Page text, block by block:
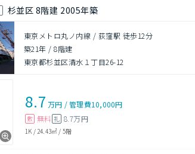
杉並区 8階建 2005年築
東京メトロ丸ノ内線 / 荻窪駅 徒歩12分
築21年 /8階建
東京都杉並区清水１丁目26-12
8.7 万円 /管理費10,000円
敷 無料 礼 8.7万円
1K / 24.43㎡ / 5階